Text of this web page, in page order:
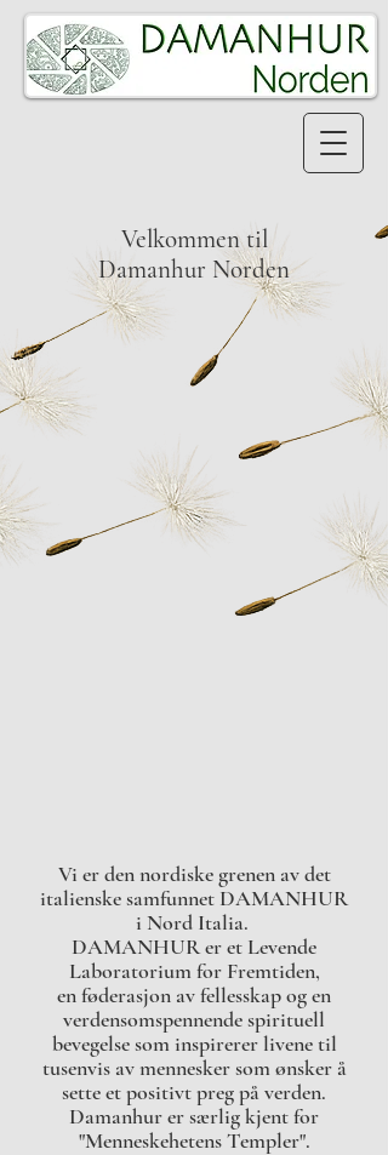
Velkommen til
Damanhur Norden
Vi er den nordiske grenen av det
italienske samfunnet DAMANHUR
i Nord Italia.
DAMANHUR er et Levende
Laboratorium for Fremtiden,
en føderasjon av fellesskap og en
verdensomspennende spirituell
bevegelse som inspirerer livene til
tusenvis av mennesker som ønsker å
sette et positivt preg på verden.
Damanhur er særlig kjent for
"Menneskehetens Templer".